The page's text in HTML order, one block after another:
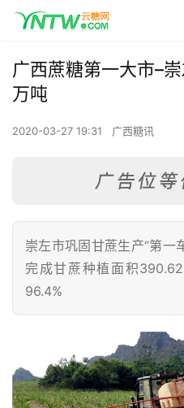
广西蔗糖第一大市–
万吨
2020-03-27 19:31 广西糖讯
崇左市巩固甘蔗生产“第一
完成甘蔗种植面积
96.4%